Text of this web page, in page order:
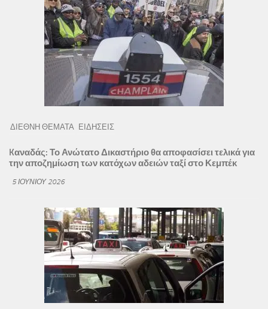
ΔΙΕΘΝΗ ΘΕΜΑΤΑ ΕΙΔΗΣΕΙΣ
Kαναδάς: Το Ανώτατο Δικαστήριο θα αποφασίσει τελικά για
την αποζημίωση των κατόχων αδειών ταξί στο Κεμπέκ
5 ΙΟΥΝΊΟΥ 2026